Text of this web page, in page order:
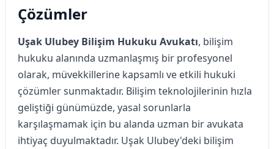
Çözümler
Uşak Ulubey Bilişim Hukuku Avukatı, bilişim
hukuku alanında uzmanlaşmış bir profesyonel
olarak, müvekkillerine kapsamlı ve etkili hukuki
çözümler sunmaktadır. Bilişim teknolojilerinin hızla
geliştiği günümüzde, yasal sorunlarla
karşılaşmamak için bu alanda uzman bir avukata
ihtiyaç duyulmaktadır. Uşak Ulubey'deki bilişim